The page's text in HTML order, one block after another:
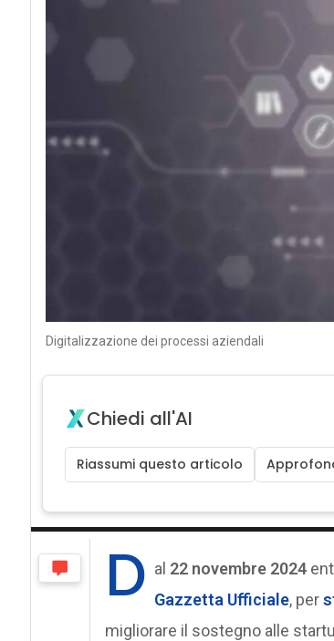
Digitalizzazione dei processi aziendali
Chiedi all'AI
Riassumi questo articolo
D al 22 novembre 2024
Gazzetta Ufficiale, per
migliorare il sostegno alle